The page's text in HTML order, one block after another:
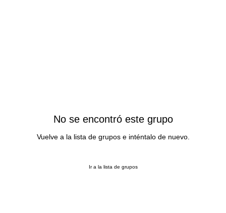
No se encontró este grupo
Vuelve a la lista de grupos e inténtalo de nuevo.
Ir a la lista de grupos